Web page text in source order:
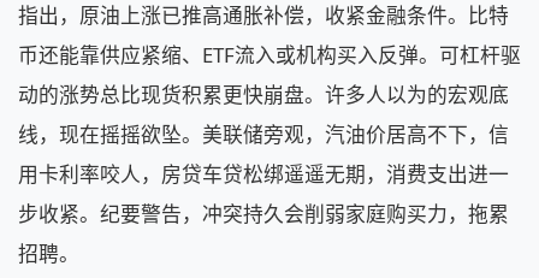
指出，原油上涨已推高通胀补偿，收紧金融条件。比特
币还能靠供应紧缩、ETF流入或机构买入反弹。可杠杆驱
动的涨势总比现货积累更快崩盘。许多人以为的宏观底
线，现在摇摇欲坠。美联储旁观，汽油价居高不下，信
用卡利率咬人，房贷车贷松绑遥遥无期，消费支出进一
步收紧。纪要警告，冲突持久会削弱家庭购买力，拖累
招聘。